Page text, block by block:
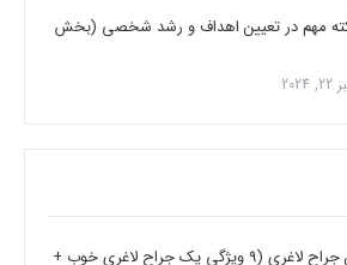
مهم در تعیین اهداف و رشد شخصی (بخش
بهترین جراح لاغری (9 ویژگی یک جراح لاغری خوب +